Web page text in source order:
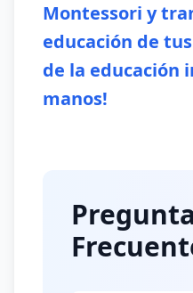
Montessori y
educación de
de la educación
manos!